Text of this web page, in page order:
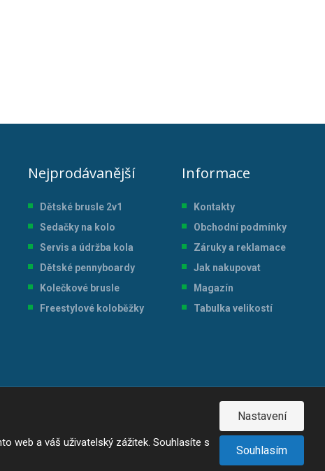
web a váš uživatelský zážitek. Souhlasíte s
Nastavení
Souhlasím
Nejprodávanější
Dětské brusle 2v1
Sedačky na kolo
Servis a údržba kola
Dětské pennyboardy
Kolečkové brusle
Freestylové koloběžky
Informace
Kontakty
Obchodní podmínky
Záruky a reklamace
Jak nakupovat
Magazín
Tabulka velikostí